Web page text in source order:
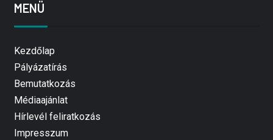
MENÜ
Kezdőlap
Pályázatírás
Bemutatkozás
Médiaajánlat
Hírlevél feliratkozás
Impresszum